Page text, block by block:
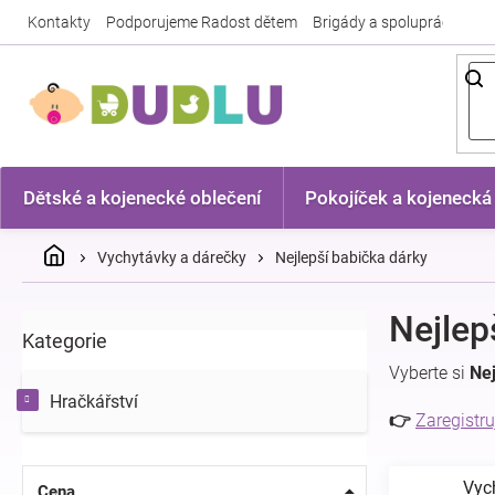
Kontakty Podporujeme Radost dětem Brigády a spolupráce
Dětské a kojenecké oblečení Pokojíček a kojenecká
DomůVychytávky a dárečky Nejlepší babička dárky
o
t
r
n
Přeskočit
Kategorie
Hračkářství
Vyberte si
👉